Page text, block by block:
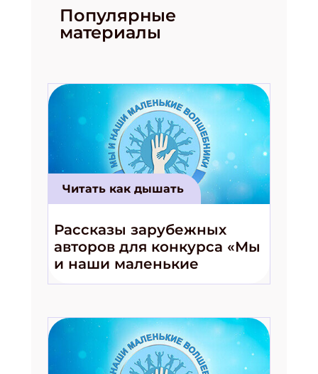
Популярные
материалы
Читать как дышать
Рассказы зарубежных
авторов для конкурса «Мы
и наши маленькие
волшебники!»